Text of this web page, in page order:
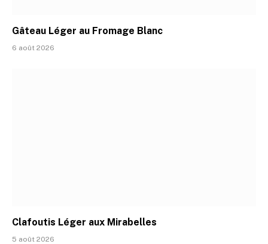
Gâteau Léger au Fromage Blanc
6 août 2026
Clafoutis Léger aux Mirabelles
5 août 2026